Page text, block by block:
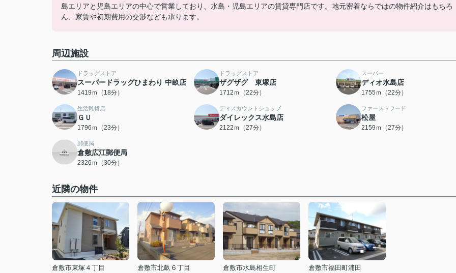
島エリアと児島エリアの中心で営業しており、水島・児島エリアの賃貸専門店です。地元密着ならではの物件紹介はもちろ
ん、家賃や初期費用の交渉なども承ります。
周辺施設
ドラッグストア
スーパードラッグひまわり 中畝店
1419ｍ（18分）
ドラッグストア
ザグザグ 東塚店
1712ｍ（22分）
スーパー
ディオ水島店
1755ｍ（22分）
生活雑貨店
ＧＵ
1796ｍ（23分）
ディスカウントショップ
ダイレックス水島店
2122ｍ（27分）
ファーストフード
松屋
2159ｍ（27分）
郵便局
倉敷広江郵便局
2326ｍ（30分）
近隣の物件
倉敷市東塚４丁目
倉敷市北畝６丁目
倉敷市水島相生町
倉敷市福田町浦田